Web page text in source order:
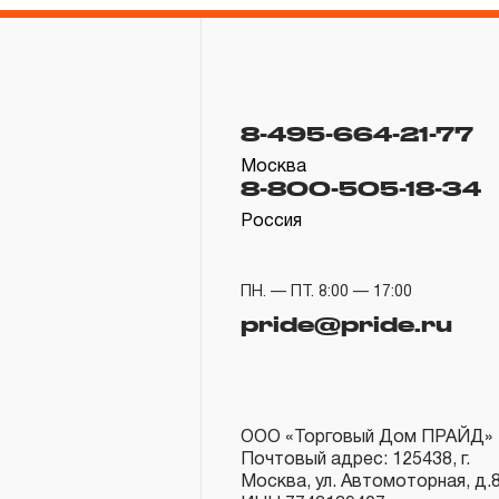
8-495-664-21-77
Москва
8-800-505-18-34
Россия
ПН. — ПТ. 8:00 — 17:00
pride@pride.ru
ООО «Торговый Дом ПРАЙД»
Почтовый адрес: 125438, г.
Москва, ул. Автомоторная,